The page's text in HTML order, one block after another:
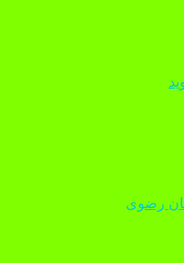
رضوی